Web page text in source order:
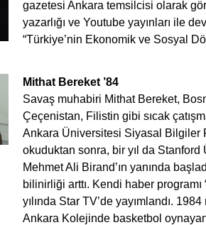
gazetesi Ankara temsilcisi olarak
yazarlığı ve Youtube yayınları ile
“Türkiye’nin Ekonomik ve Sosyal
Mithat Bereket ’84
Savaş muhabiri Mithat Bereket,
Çeçenistan, Filistin gibi sıcak
Ankara Üniversitesi Siyasal Bilgiler
okuduktan sonra, bir yıl da Stanford
Mehmet Ali Birand’ın yanında
bilinirliği arttı. Kendi haber programı
yılında Star TV’de yayımlandı.
Ankara Kolejinde basketbol